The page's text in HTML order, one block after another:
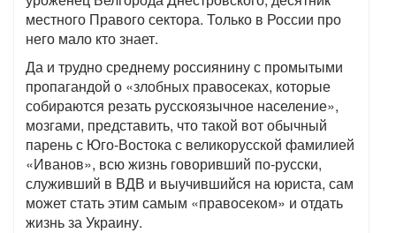
местного Правого сектора. Только в России про
него мало кто знает.
Да и трудно среднему россиянину с промытыми
пропагандой о «злобных правосеках, которые
собираются резать русскоязычное население»,
мозгами, представить, что такой вот обычный
парень с Юго-Востока с великорусской фамилией
«Иванов», всю жизнь говоривший по-русски,
служивший в ВДВ и выучившийся на юриста, сам
может стать этим самым «правосеком» и отдать
жизнь за Украину.